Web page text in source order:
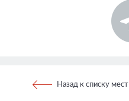
Назад к списку мест